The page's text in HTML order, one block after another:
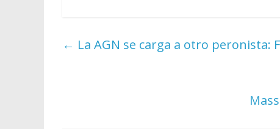
← La AGN se carga a otro peronista: